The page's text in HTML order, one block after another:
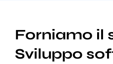
Forniamo il
Sviluppo